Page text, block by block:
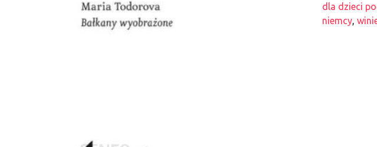
dla dzieci
niemcy,